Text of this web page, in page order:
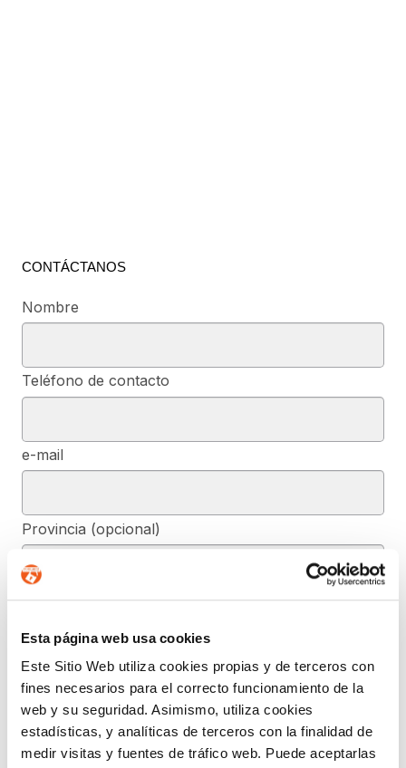
Esta página web usa cookies
Este Sitio Web utiliza cookies propias y de terceros con
fines necesarios para el correcto funcionamiento de la
web y su seguridad. Asimismo, utiliza cookies
estadísticas, y analíticas de terceros con la finalidad de
medir visitas y fuentes de tráfico web. Puede aceptarlas
CONTÁCTANOS
Nombre
Teléfono de contacto
e-mail
Provincia (opcional)
Mensaje (opcional)
De conformidad con el RGPD y la LOPDGDD, SEGURIDAD Y
PRIVACIDAD DE DATOS, S.L. tratará los datos facilitados, con la
finalidad de contestar a las dudas y/o quejas planteadas a través
del presente formulario y facilitar la información solicitada. Podrá
ejercer, si lo desea, los derechos de acceso, rectificación,
supresión, y demás reconocidos en la normativa mencionada. Para